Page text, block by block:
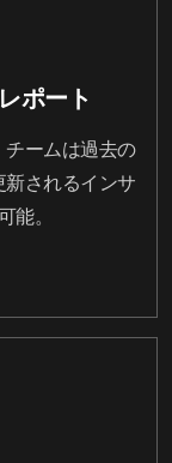
ポート
チームは過去の
されるインサ
能。